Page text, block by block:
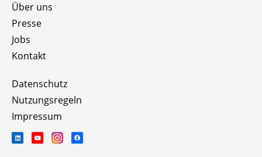
Über uns
Presse
Jobs
Kontakt
Datenschutz
Nutzungsregeln
Impressum